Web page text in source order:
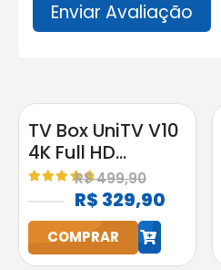
TV Box UniTV V10
4K Full HD
Android
out of 5
R$499,90
R$ 329,90
COMPRAR